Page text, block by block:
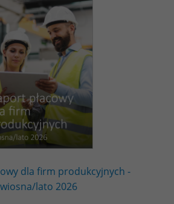
dla firm produkcyjnych -
wiosna/lato 2026